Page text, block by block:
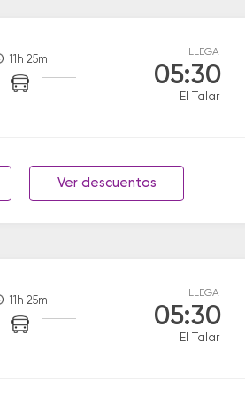
11h 25m
LLEGA
05:30
El Talar
Ver descuentos
11h 25m
LLEGA
05:30
El Talar